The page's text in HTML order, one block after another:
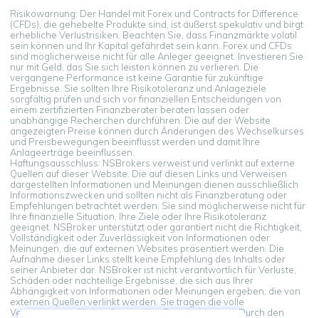
Risikowarnung: Der Handel mit Forex und Contracts for Difference
(CFDs), die gehebelte Produkte sind, ist äußerst spekulativ und birgt
erhebliche Verlustrisiken. Beachten Sie, dass Finanzmärkte volatil
sein können und Ihr Kapital gefährdet sein kann. Forex und CFDs
sind möglicherweise nicht für alle Anleger geeignet. Investieren Sie
nur mit Geld, das Sie sich leisten können zu verlieren. Die
vergangene Performance ist keine Garantie für zukünftige
Ergebnisse. Sie sollten Ihre Risikotoleranz und Anlageziele
sorgfältig prüfen und sich vor finanziellen Entscheidungen von
einem zertifizierten Finanzberater beraten lassen oder
unabhängige Recherchen durchführen. Die auf der Website
angezeigten Preise können durch Änderungen des Wechselkurses
und Preisbewegungen beeinflusst werden und damit Ihre
Anlageerträge beeinflussen.
Haftungsausschluss: NSBrokers verweist und verlinkt auf externe
Quellen auf dieser Website. Die auf diesen Links und Verweisen
dargestellten Informationen und Meinungen dienen ausschließlich
Informationszwecken und sollten nicht als Finanzberatung oder
Empfehlungen betrachtet werden. Sie sind möglicherweise nicht für
Ihre finanzielle Situation, Ihre Ziele oder Ihre Risikotoleranz
geeignet. NSBroker unterstützt oder garantiert nicht die Richtigkeit,
Vollständigkeit oder Zuverlässigkeit von Informationen oder
Meinungen, die auf externen Websites präsentiert werden. Die
Aufnahme dieser Links stellt keine Empfehlung des Inhalts oder
seiner Anbieter dar. NSBroker ist nicht verantwortlich für Verluste,
Schäden oder nachteilige Ergebnisse, die sich aus Ihrer
Abhängigkeit von Informationen oder Meinungen ergeben, die von
externen Quellen verlinkt werden. Sie tragen die volle
Verantwortung für Ihre finanziellen Entscheidungen. Durch den